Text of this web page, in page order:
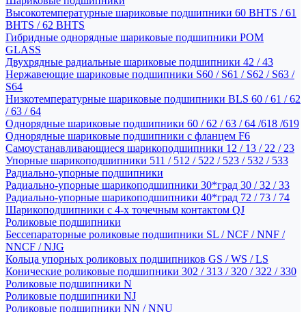
Высокотемпературные шариковые подшипники 60 BHTS / 61
BHTS / 62 BHTS
Гибридные однорядные шариковые подшипники POM
GLASS
Двухрядные радиальные шариковые подшипники 42 / 43
Нержавеющие шариковые подшипники S60 / S61 / S62 / S63 /
S64
Низкотемпературные шариковые подшипники BLS 60 / 61 / 62
/ 63 / 64
Однорядные шариковые подшипники 60 / 62 / 63 / 64 /618 /619
Однорядные шариковые подшипники с фланцем F6
Самоустанавливающиеся шарикоподшипники 12 / 13 / 22 / 23
Упорные шарикоподшипники 511 / 512 / 522 / 523 / 532 / 533
Радиально-упорные подшипники
Радиально-упорные шарикоподшипники 30*град 30 / 32 / 33
Радиально-упорные шарикоподшипники 40*град 72 / 73 / 74
Шарикоподшипники с 4-х точечным контактом QJ
Роликовые подшипники
Бессепараторные роликовые подшипники SL / NCF / NNF /
NNCF / NJG
Кольца упорных роликовых подшипников GS / WS / LS
Конические роликовые подшипники 302 / 313 / 320 / 322 / 330
Роликовые подшипники N
Роликовые подшипники NJ
Роликовые подшипники NN / NNU